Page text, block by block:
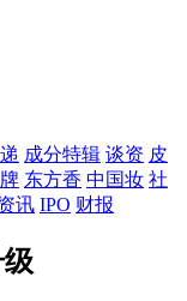
成分特辑 谈资 皮
东方香 中国妆 社
讯 IPO 财报